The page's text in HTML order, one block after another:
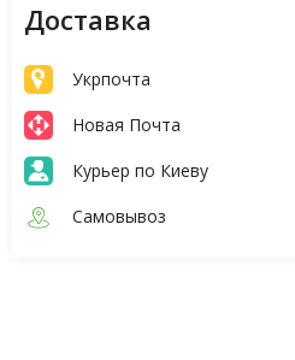
Доставка
Укрпочта
Новая Почта
Курьер по Киеву
Самовывоз